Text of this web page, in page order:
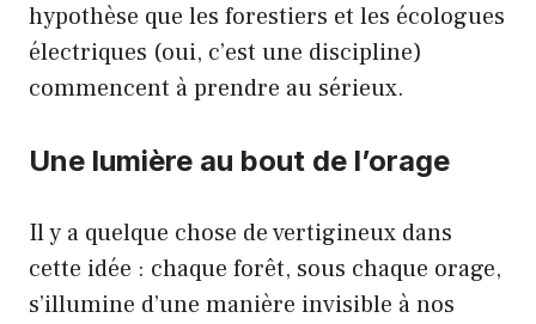
hypothèse que les forestiers et les écologues
électriques (oui, c’est une discipline)
commencent à prendre au sérieux.
Une lumière au bout de l’orage
Il y a quelque chose de vertigineux dans
cette idée : chaque forêt, sous chaque orage,
s’illumine d’une manière invisible à nos